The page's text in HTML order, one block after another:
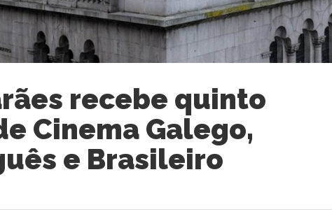
recebe quinto
Cinema Galego,
e Brasileiro